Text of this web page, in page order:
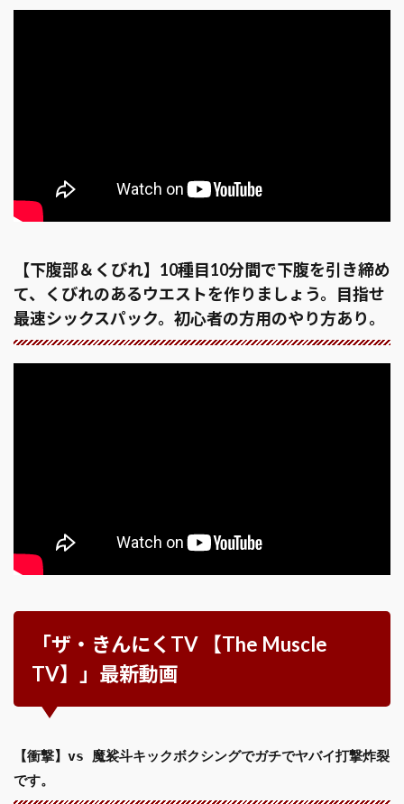
【下腹部＆くびれ】10種目10分間で下腹を引き締め
て、くびれのあるウエストを作りましょう。目指せ
最速シックスパック。初心者の方用のやり方あり。
「ザ・きんにくTV 【The Muscle
TV】」最新動画
【衝撃】vs 魔裟斗キックボクシングでガチでヤバイ打撃炸裂
です。